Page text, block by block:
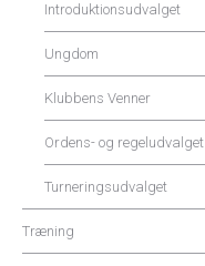
Introduktionsudvalget
Ungdom
Klubbens Venner
Ordens- og regeludvalget
Turneringsudvalget
Træning